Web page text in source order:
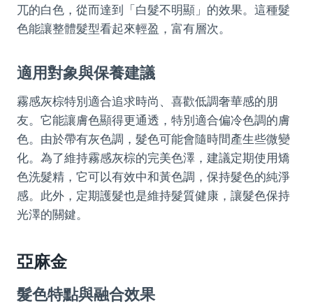
兀的白色，從而達到「白髮不明顯」的效果。這種髮
色能讓整體髮型看起來輕盈，富有層次。
適用對象與保養建議
霧感灰棕特別適合追求時尚、喜歡低調奢華感的朋
友。它能讓膚色顯得更通透，特別適合偏冷色調的膚
色。由於帶有灰色調，髮色可能會隨時間產生些微變
化。為了維持霧感灰棕的完美色澤，建議定期使用矯
色洗髮精，它可以有效中和黃色調，保持髮色的純淨
感。此外，定期護髮也是維持髮質健康，讓髮色保持
光澤的關鍵。
亞麻金
髮色特點與融合效果